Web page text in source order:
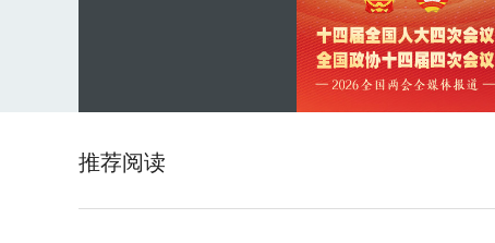
推荐阅读